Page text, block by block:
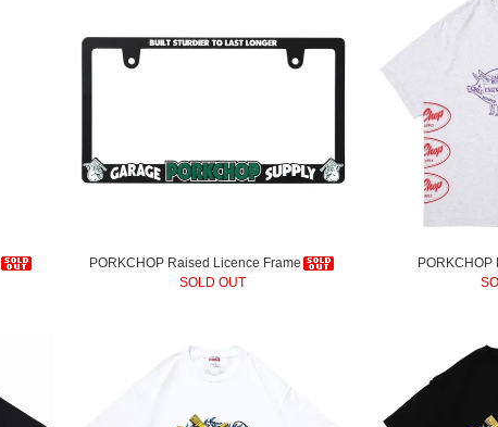
PORKCHOP Raised Licence Frame
SOLD OUT
PORKCHOP